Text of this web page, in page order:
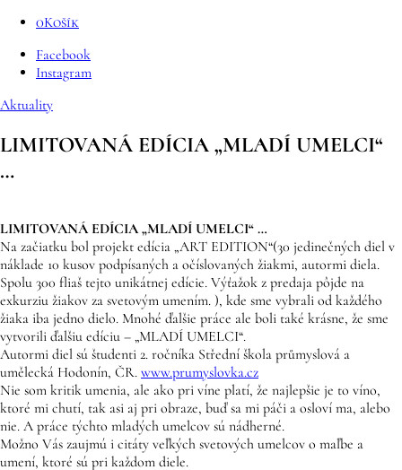
0Košík
Facebook
Instagram
Aktuality
LIMITOVANÁ EDÍCIA „MLADÍ UMELCI“
…
LIMITOVANÁ EDÍCIA „MLADÍ UMELCI“ …
Na začiatku bol projekt edícia „ART EDITION“(30 jedinečných diel v
náklade 10 kusov podpísaných a očíslovaných žiakmi, autormi diela.
Spolu 300 fliaš tejto unikátnej edície. Výťažok z predaja pôjde na
exkurziu žiakov za svetovým umením. ), kde sme vybrali od každého
žiaka iba jedno dielo. Mnohé ďalšie práce ale boli také krásne, že sme
vytvorili ďalšiu edíciu – „MLADÍ UMELCI“.
Autormi diel sú študenti 2. ročníka Střední škola průmyslová a
umělecká Hodonín, ČR. www.prumyslovka.cz
Nie som kritik umenia, ale ako pri víne platí, že najlepšie je to víno,
ktoré mi chutí, tak asi aj pri obraze, buď sa mi páči a osloví ma, alebo
nie. A práce týchto mladých umelcov sú nádherné.
Možno Vás zaujmú i citáty veľkých svetových umelcov o maľbe a
umení, ktoré sú pri každom diele.